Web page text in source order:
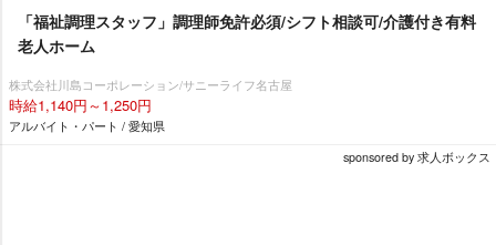
「福祉調理スタッフ」調理師免許必須/シフト相談可/介護付き有料
老人ホーム
株式会社川島コーポレーション/サニーライフ名古屋
時給1,140円～1,250円
アルバイト・パート / 愛知県
sponsored by 求人ボックス